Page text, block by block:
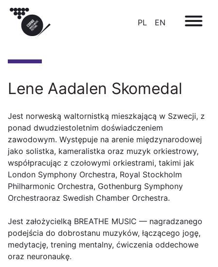
PL EN
Lene Aadalen Skomedal
Jest norweską waltornistką mieszkającą w Szwecji, z
ponad dwudziestoletnim doświadczeniem
zawodowym. Występuje na arenie międzynarodowej
jako solistka, kameralistka oraz muzyk orkiestrowy,
współpracując z czołowymi orkiestrami, takimi jak
London Symphony Orchestra, Royal Stockholm
Philharmonic Orchestra, Gothenburg Symphony
Orchestraoraz Swedish Chamber Orchestra.
Jest założycielką BREATHE MUSIC — nagradzanego
podejścia do dobrostanu muzyków, łączącego jogę,
medytację, trening mentalny, ćwiczenia oddechowe
oraz neuronaukę.